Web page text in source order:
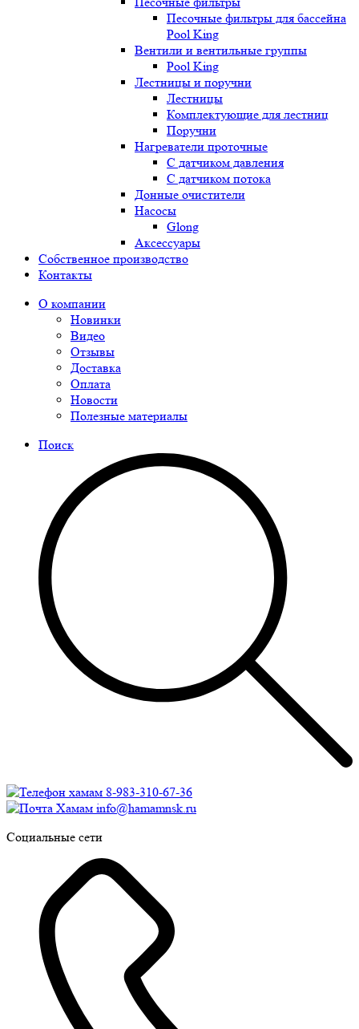
Песочные фильтры для бассейна
Pool King
Вентили и вентильные группы
Pool King
Лестницы и поручни
Лестницы
Комплектующие для лестниц
Поручни
Нагреватели проточные
С датчиком давления
С датчиком потока
Донные очистители
Насосы
Glong
Аксессуары
Собственное производство
Контакты
О компании
Новинки
Видео
Отзывы
Доставка
Оплата
Новости
Полезные материалы
Поиск
8-983-310-67-36
info@hamamnsk.ru
Социальные сети